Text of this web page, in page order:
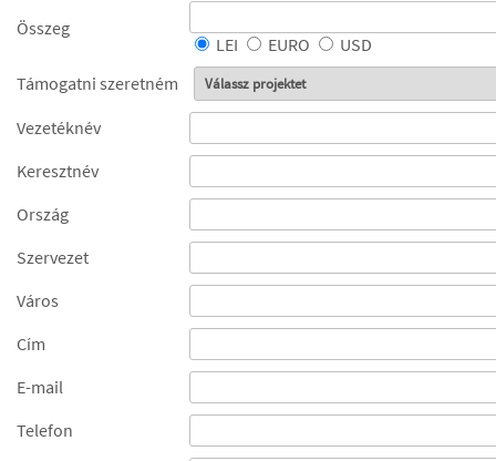
Összeg
LEI EURO
USD
Támogatni szeretném
Vezetéknév
Keresztnév
Ország
Szervezet
Város
Cím
E-mail
Telefon